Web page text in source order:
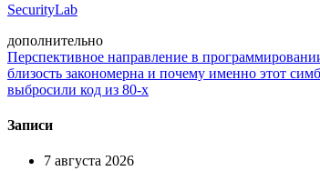
SecurityLab
дополнительно
Перспективное направление в
близость закономерна и почему именно этот
выбросили код из 80-х
Записи
7 августа 2026